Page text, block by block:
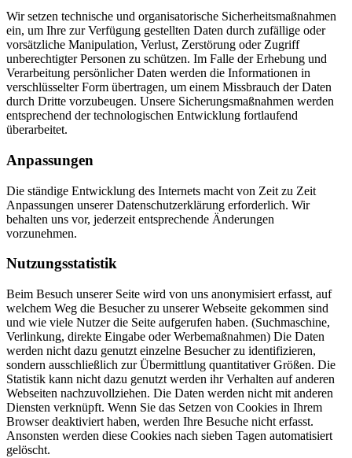
Wir setzen technische und organisatorische Sicherheitsmaßnahmen
ein, um Ihre zur Verfügung gestellten Daten durch zufällige oder
vorsätzliche Manipulation, Verlust, Zerstörung oder Zugriff
unberechtigter Personen zu schützen. Im Falle der Erhebung und
Verarbeitung persönlicher Daten werden die Informationen in
verschlüsselter Form übertragen, um einem Missbrauch der Daten
durch Dritte vorzubeugen. Unsere Sicherungsmaßnahmen werden
entsprechend der technologischen Entwicklung fortlaufend
überarbeitet.
Anpassungen
Die ständige Entwicklung des Internets macht von Zeit zu Zeit
Anpassungen unserer Datenschutzerklärung erforderlich. Wir
behalten uns vor, jederzeit entsprechende Änderungen
vorzunehmen.
Nutzungsstatistik
Beim Besuch unserer Seite wird von uns anonymisiert erfasst, auf
welchem Weg die Besucher zu unserer Webseite gekommen sind
und wie viele Nutzer die Seite aufgerufen haben. (Suchmaschine,
Verlinkung, direkte Eingabe oder Werbemaßnahmen) Die Daten
werden nicht dazu genutzt einzelne Besucher zu identifizieren,
sondern ausschließlich zur Übermittlung quantitativer Größen. Die
Statistik kann nicht dazu genutzt werden ihr Verhalten auf anderen
Webseiten nachzuvollziehen. Die Daten werden nicht mit anderen
Diensten verknüpft. Wenn Sie das Setzen von Cookies in Ihrem
Browser deaktiviert haben, werden Ihre Besuche nicht erfasst.
Ansonsten werden diese Cookies nach sieben Tagen automatisiert
gelöscht.